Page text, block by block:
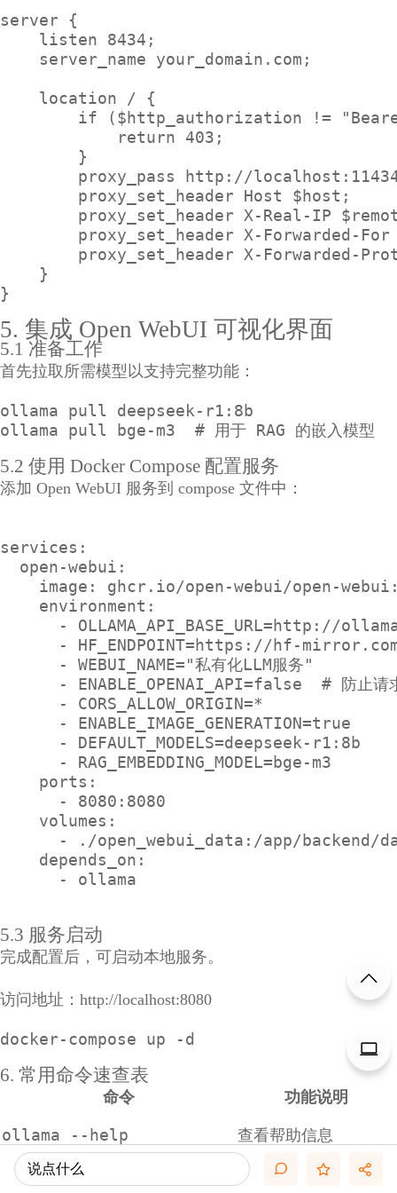
server {
    listen 8434;
    server_name your_domain.com;
    location / {
if ($http_authorization !=
            return 403;
        }
proxy_pass http://
        proxy_set_header Host $host;
proxy_set_header X-Real-IP
proxy_set_header X-Forwarded-
proxy_set_header X-Forwarded-
    }
}
5. 集成 Open WebUI 可视化界面
5.1 准备工作
首先拉取所需模型以支持完整功能：
ollama pull deepseek-r1:8b
ollama pull bge-m3  # 用于 RAG 的嵌入模型
5.2 使用 Docker Compose 配置服务
添加 Open WebUI 服务到 compose 文件中：
services:
  open-webui:
image: ghcr.io/open-webui/open-
    environment:
- OLLAMA_API_BASE_URL=http://
- HF_ENDPOINT=https://hf-
      - WEBUI_NAME="私有化LLM服务"
- ENABLE_OPENAI_API=false  # 防止请
      - CORS_ALLOW_ORIGIN=*
      - ENABLE_IMAGE_GENERATION=true
      - DEFAULT_MODELS=deepseek-r1:8b
      - RAG_EMBEDDING_MODEL=bge-m3
    ports:
      - 8080:8080
    volumes:
- ./open_webui_data:/app/backend/
    depends_on:
5.3 服务启动
完成配置后，可启动本地服务。
访问地址：http://localhost:8080
docker-compose up -d
6. 常用命令速查表
命令 功能说明
ollama --help 查看帮助信息
ollama serve 启动服务进程
说点什么